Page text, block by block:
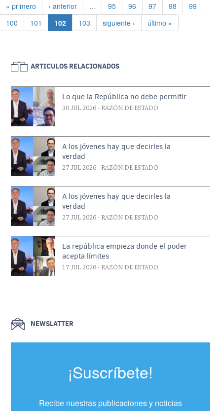
Primera página
« primero Página anterior
‹ anterior … Página
95 Página
96 Página
97 Página
98 Página
99
Página
100 Página
101 Página actual
102 Página
103 Siguiente página
siguiente › Última página
último »
ARTICULOS RELACIONADOS
Lo que la República no debe permitir
30 JUL 2026 - RAZÓN DE ESTADO
A los jóvenes hay que decirles la
verdad
27 JUL 2026 - RAZÓN DE ESTADO
A los jóvenes hay que decirles la
verdad
27 JUL 2026 - RAZÓN DE ESTADO
La república empieza donde el poder
acepta límites
17 JUL 2026 - RAZÓN DE ESTADO
NEWSLATTER
¡Suscríbete!
Recibe nuestras publicaciones y noticias